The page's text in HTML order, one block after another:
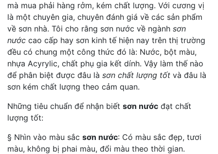
mà mua phải hàng rởm, kém chất lượng. Với cương vị
là một chuyên gia, chuyên đánh giá về các sản phẩm
về sơn nhà. Tôi cho rằng sơn nước về ngành sơn
nước cao cấp hay sơn kinh tế hiện nay trên thị trường
đều có chung một công thức đó là: Nước, bột màu,
nhựa Acyrylic, chất phụ gia kết dính. Vậy làm thế nào
để phân biệt được đâu là sơn chất lượng tốt và đâu là
sơn kém chất lượng theo cảm quan.
Những tiêu chuẩn để nhận biết sơn nước đạt chất
lượng tốt:
§ Nhìn vào màu sắc sơn nước: Có màu sắc đẹp, tươi
màu, không bị phai màu, đổi màu theo thời gian.